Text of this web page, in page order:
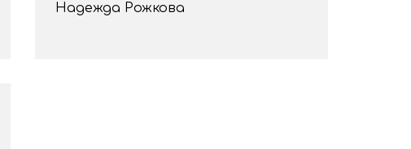
Надежда Рожкова